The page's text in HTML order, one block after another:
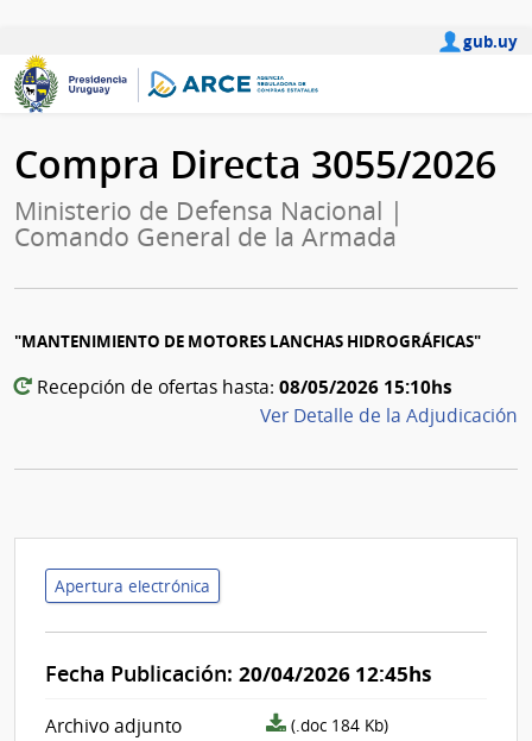
gub.uy
Compra Directa 3055/2026
Ministerio de Defensa Nacional |
Comando General de la Armada
"MANTENIMIENTO DE MOTORES LANCHAS HIDROGRÁFICAS"
Recepción de ofertas hasta: 08/05/2026 15:10hs
Ver Detalle de la Adjudicación
Apertura electrónica
Fecha Publicación: 20/04/2026 12:45hs
Archivo adjunto
archivo
(.doc 184 Kb)